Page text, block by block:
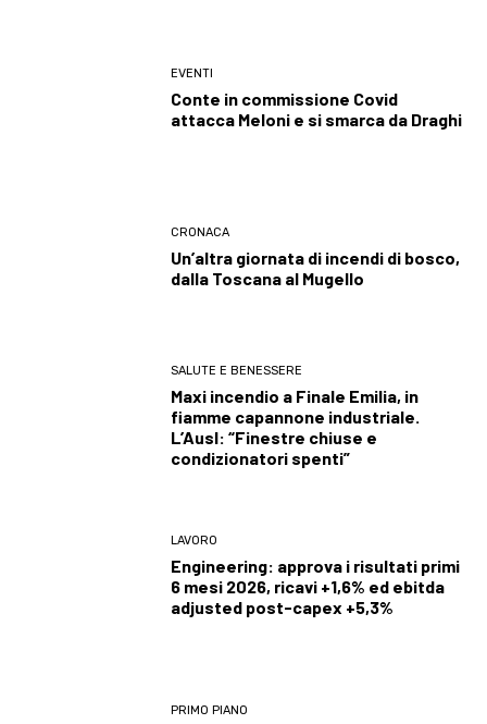
EVENTI
Conte in commissione Covid
attacca Meloni e si smarca da Draghi
CRONACA
Un’altra giornata di incendi di bosco,
dalla Toscana al Mugello
SALUTE E BENESSERE
Maxi incendio a Finale Emilia, in
fiamme capannone industriale.
L’Ausl: “Finestre chiuse e
condizionatori spenti”
LAVORO
Engineering: approva i risultati primi
6 mesi 2026, ricavi +1,6% ed ebitda
adjusted post-capex +5,3%
PRIMO PIANO